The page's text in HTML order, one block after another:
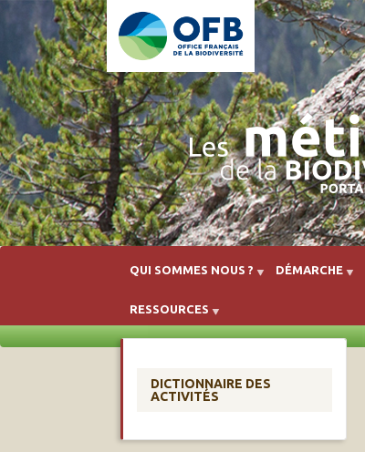
QUI SOMMES NOUS ? DÉMARCHE
RESSOURCES
DICTIONNAIRE DES
ACTIVITÉS